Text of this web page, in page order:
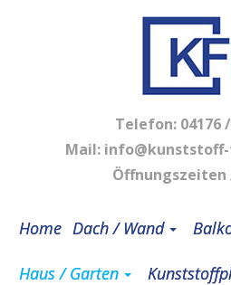
Telefon: 04176
Mail:
Home Dach / Wand
Haus / Garten